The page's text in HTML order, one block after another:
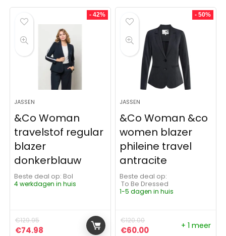
- 42%
JASSEN
&Co Woman
travelstof regular
blazer
donkerblauw
Beste deal op:
Bol
4 werkdagen in huis
€129.95
Oorspronkelijke prijs was: €129.95.
€74.98 Huidige prijs is: €74.98.
- 50%
JASSEN
&Co Woman &co
women blazer
phileine travel
antracite
Beste deal op:
To Be Dressed
1-5 dagen in huis
€120.00
Oorspronkelijke prijs was:
€60.00Huidige prijs is:
+ 1 meer